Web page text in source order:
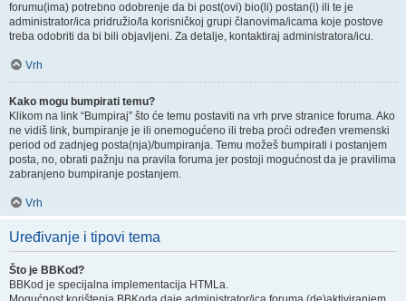
forumu(ima) potrebno odobrenje da bi post(ovi) bio(li) postan(i) ili te je
administrator/ica pridružio/la korisničkoj grupi članovima/icama koje postove
treba odobriti da bi bili objavljeni. Za detalje, kontaktiraj administratora/icu.
Vrh
Kako mogu bumpirati temu?
Klikom na link “Bumpiraj” što će temu postaviti na vrh prve stranice foruma. Ako
ne vidiš link, bumpiranje je ili onemogućeno ili treba proći određen vremenski
period od zadnjeg posta(nja)/bumpiranja. Temu možeš bumpirati i postanjem
posta, no, obrati pažnju na pravila foruma jer postoji mogućnost da je pravilima
zabranjeno bumpiranje postanjem.
Vrh
Uređivanje i tipovi tema
Što je BBKod?
BBKod je specijalna implementacija HTMLa.